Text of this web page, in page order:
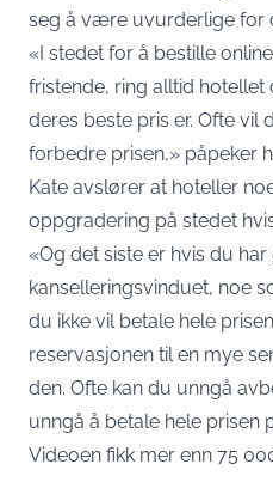
seg å være uvurderlige for
«I stedet for å bestille
fristende, ring alltid
deres beste pris er. Ofte vil
forbedre prisen,» påpeker
Kate avslører at hoteller
oppgradering på stedet
«Og det siste er hvis du
kanselleringsvinduet, noe
du ikke vil betale hele
reservasjonen til en mye
den. Ofte kan du unngå
unngå å betale hele prisen
Videoen fikk mer enn 75